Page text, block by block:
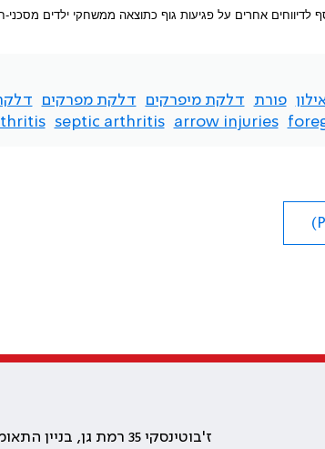
לדיווחים אחרים על פגיעות גוף כתוצאה ממשחקי ילדים מסכני-
פורת דלקת מיפרקים דלקת מפרקים
arrow injuries
septic arthritis
ז'בוטינסקי 35 רמת גן, בניין התאומים 2